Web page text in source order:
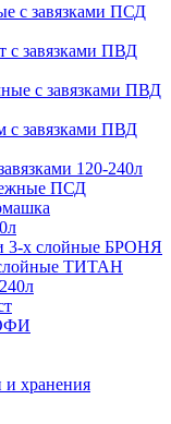
с завязками ПСД
с завязками ПВД
с завязками ПВД
с завязками ПВД
120-240л
ПСД
3-х слойные БРОНЯ
ТИТАН
и хранения